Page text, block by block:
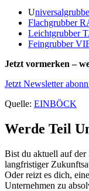
U
Flachgrubber
Leichtgrubber
Feingrubber
Jetzt vormerken –
Jetzt Newsletter
Quelle: EINBÖCK
Werde Teil
Bist du aktuell auf der
langfristiger
Oder reizt es dich,
Unternehmen zu